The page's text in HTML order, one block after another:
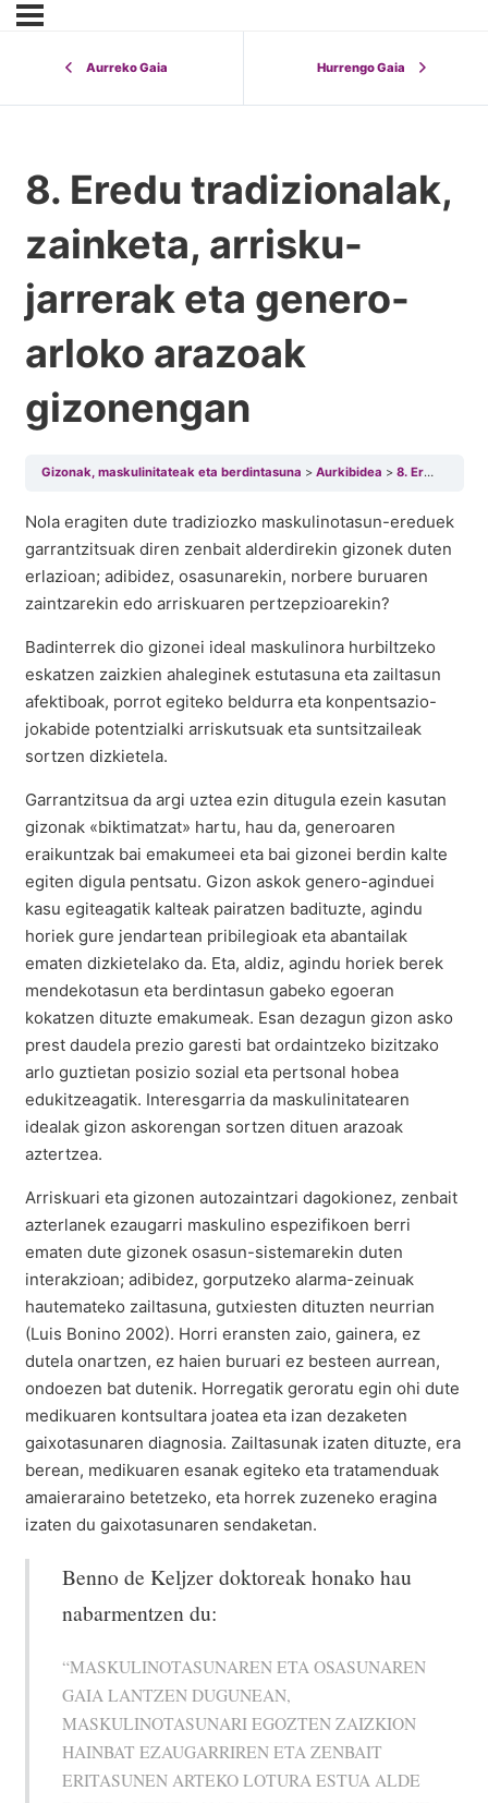
Aurreko Gaia Hurrengo Gaia
8. Eredu tradizionalak,
zainketa, arrisku-
jarrerak eta genero-
arloko arazoak
gizonengan
Gizonak, maskulinitateak eta berdintasuna Aurkibidea 8. Eredu tradizionalak, zainketa, arrisku-jarrerak eta genero-arloko arazoak gizonengan
Nola eragiten dute tradiziozko maskulinotasun-ereduek
garrantzitsuak diren zenbait alderdirekin gizonek duten
erlazioan; adibidez, osasunarekin, norbere buruaren
zaintzarekin edo arriskuaren pertzepzioarekin?
Badinterrek dio gizonei ideal maskulinora hurbiltzeko
eskatzen zaizkien ahaleginek estutasuna eta zailtasun
afektiboak, porrot egiteko beldurra eta konpentsazio-
jokabide potentzialki arriskutsuak eta suntsitzaileak
sortzen dizkietela.
Garrantzitsua da argi uztea ezin ditugula ezein kasutan
gizonak «biktimatzat» hartu, hau da, generoaren
eraikuntzak bai emakumeei eta bai gizonei berdin kalte
egiten digula pentsatu. Gizon askok genero-aginduei
kasu egiteagatik kalteak pairatzen badituzte, agindu
horiek gure jendartean pribilegioak eta abantailak
ematen dizkietelako da. Eta, aldiz, agindu horiek berek
mendekotasun eta berdintasun gabeko egoeran
kokatzen dituzte emakumeak. Esan dezagun gizon asko
prest daudela prezio garesti bat ordaintzeko bizitzako
arlo guztietan posizio sozial eta pertsonal hobea
edukitzeagatik. Interesgarria da maskulinitatearen
idealak gizon askorengan sortzen dituen arazoak
aztertzea.
Arriskuari eta gizonen autozaintzari dagokionez, zenbait
azterlanek ezaugarri maskulino espezifikoen berri
ematen dute gizonek osasun-sistemarekin duten
interakzioan; adibidez, gorputzeko alarma-zeinuak
hautemateko zailtasuna, gutxiesten dituzten neurrian
(Luis Bonino 2002). Horri eransten zaio, gainera, ez
dutela onartzen, ez haien buruari ez besteen aurrean,
ondoezen bat dutenik. Horregatik geroratu egin ohi dute
medikuaren kontsultara joatea eta izan dezaketen
gaixotasunaren diagnosia. Zailtasunak izaten dituzte, era
berean, medikuaren esanak egiteko eta tratamenduak
amaieraraino betetzeko, eta horrek zuzeneko eragina
izaten du gaixotasunaren sendaketan.
Benno de Keljzer doktoreak honako hau
nabarmentzen du:
“MASKULINOTASUNAREN ETA OSASUNAREN
GAIA LANTZEN DUGUNEAN,
MASKULINOTASUNARI EGOZTEN ZAIZKION
HAINBAT EZAUGARRIREN ETA ZENBAIT
ERITASUNEN ARTEKO LOTURA ESTUA ALDE